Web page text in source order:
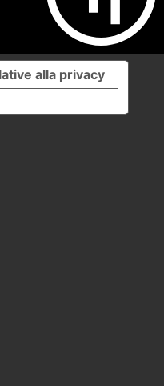
alla privacy